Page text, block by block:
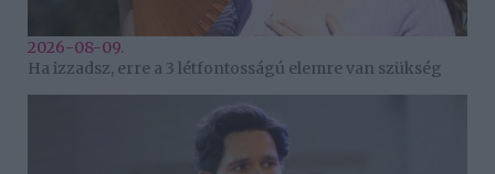
2026-08-09.
Ha izzadsz, erre a 3 létfontosságú elemre van szükség